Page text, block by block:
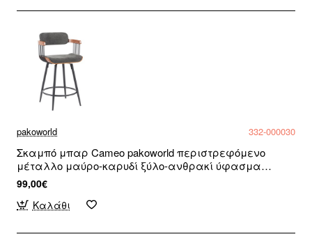
pakoworld 332-000030
Σκαμπό μπαρ Cameo pakoworld περιστρεφόμενο
μέταλλο μαύρο-καρυδί ξύλο-ανθρακί ύφασμα
53x50x93εκ
99,00€
Καλάθι